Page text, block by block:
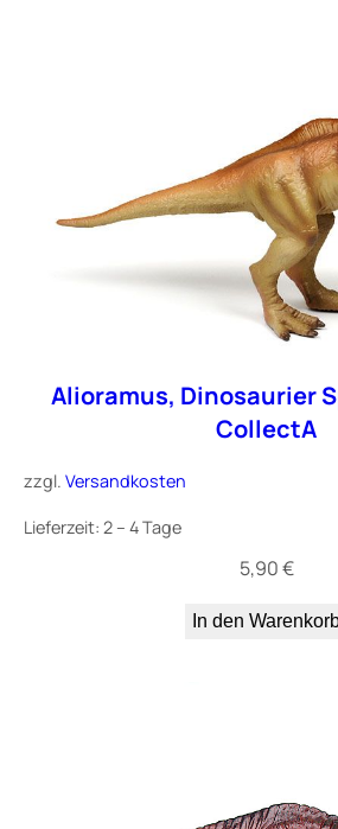
Alioramus, Dinosaurier
CollectA
zzgl.Versandkosten
Lieferzeit:2 – 4 Tage
5,90€
In den